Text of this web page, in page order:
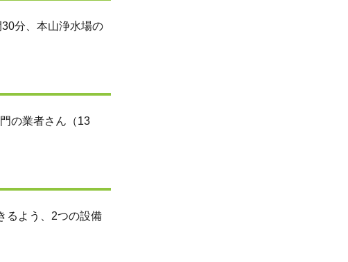
分、本山浄水場の
の業者さん（13
るよう、2つの設備